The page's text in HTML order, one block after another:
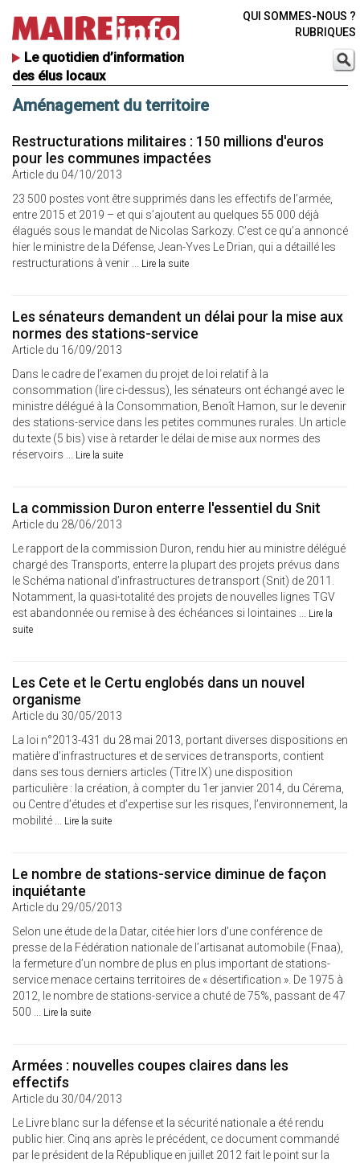
Le quotidien d’information
des élus locaux
QUI SOMMES-NOUS ?
RUBRIQUES
Aménagement du territoire
Restructurations militaires : 150 millions d'euros
pour les communes impactées
Article du 04/10/2013
23 500 postes vont être supprimés dans les effectifs de l’armée,
entre 2015 et 2019 – et qui s’ajoutent au quelques 55 000 déjà
élagués sous le mandat de Nicolas Sarkozy. C’est ce qu’a annoncé
hier le ministre de la Défense, Jean-Yves Le Drian, qui a détaillé les
restructurations à venir ... Lire la suite
Les sénateurs demandent un délai pour la mise aux
normes des stations-service
Article du 16/09/2013
Dans le cadre de l’examen du projet de loi relatif à la
consommation (lire ci-dessus), les sénateurs ont échangé avec le
ministre délégué à la Consommation, Benoît Hamon, sur le devenir
des stations-service dans les petites communes rurales. Un article
du texte (5 bis) vise à retarder le délai de mise aux normes des
réservoirs ... Lire la suite
La commission Duron enterre l'essentiel du Snit
Article du 28/06/2013
Le rapport de la commission Duron, rendu hier au ministre délégué
chargé des Transports, enterre la plupart des projets prévus dans
le Schéma national d’infrastructures de transport (Snit) de 2011.
Notamment, la quasi-totalité des projets de nouvelles lignes TGV
est abandonnée ou remise à des échéances si lointaines ... Lire la
suite
Les Cete et le Certu englobés dans un nouvel
organisme
Article du 30/05/2013
La loi n°2013-431 du 28 mai 2013, portant diverses dispositions en
matière d’infrastructures et de services de transports, contient
dans ses tous derniers articles (Titre IX) une disposition
particulière : la création, à compter du 1er janvier 2014, du Cérema,
ou Centre d’études et d’expertise sur les risques, l’environnement, la
mobilité ... Lire la suite
Le nombre de stations-service diminue de façon
inquiétante
Article du 29/05/2013
Selon une étude de la Datar, citée hier lors d’une conférence de
presse de la Fédération nationale de l’artisanat automobile (Fnaa),
la fermeture d’un nombre de plus en plus important de stations-
service menace certains territoires de « désertification ». De 1975 à
2012, le nombre de stations-service a chuté de 75%, passant de 47
500 ... Lire la suite
Armées : nouvelles coupes claires dans les
effectifs
Article du 30/04/2013
Le Livre blanc sur la défense et la sécurité nationale a été rendu
public hier. Cinq ans après le précédent, ce document commandé
par le président de la République en juillet 2012 fait le point sur la